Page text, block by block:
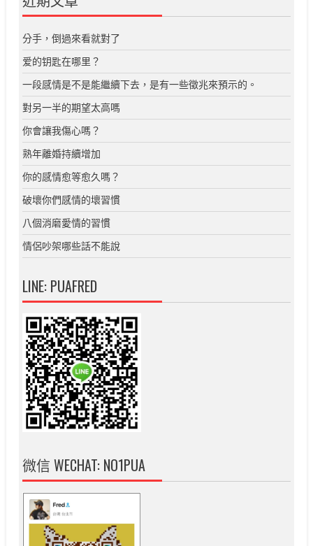
分手，倒過來看就對了
爱的钥匙在哪里？
一段感情是不是能繼續下去，是有一些徵兆來預示的。
對另一半的期望太高嗎
你會讓我傷心嗎？
熟年離婚持續增加
你的感情愈等愈久嗎？
破壞你們感情的壞習慣
八個消磨愛情的習慣
情侶吵架哪些話不能說
LINE: PUAFRED
微信 WECHAT: NO1PUA